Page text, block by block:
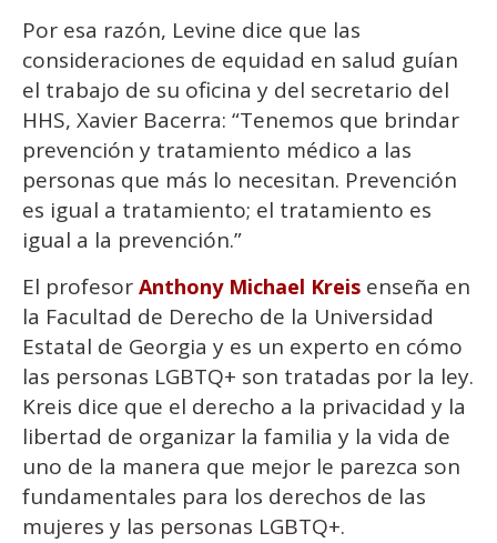
Por esa razón, Levine dice que las
consideraciones de equidad en salud guían
el trabajo de su oficina y del secretario del
HHS, Xavier Bacerra: “Tenemos que brindar
prevención y tratamiento médico a las
personas que más lo necesitan. Prevención
es igual a tratamiento; el tratamiento es
igual a la prevención.”
El profesor Anthony Michael Kreis enseña en
la Facultad de Derecho de la Universidad
Estatal de Georgia y es un experto en cómo
las personas LGBTQ+ son tratadas por la ley.
Kreis dice que el derecho a la privacidad y la
libertad de organizar la familia y la vida de
uno de la manera que mejor le parezca son
fundamentales para los derechos de las
mujeres y las personas LGBTQ+.